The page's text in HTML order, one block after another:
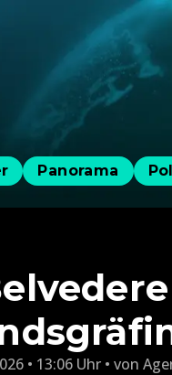
Panorama
• 13:06 Uhr von